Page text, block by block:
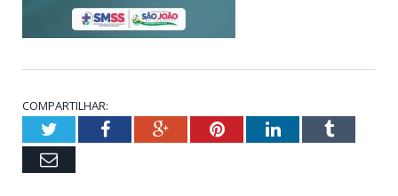
COMPARTILHAR:
TwitterFacebookGoogle+PinterestLinkedInTumblr
Email